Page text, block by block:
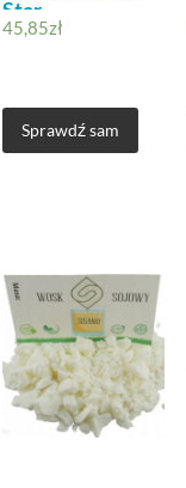
Star
45,85zł
Sprawdź sam